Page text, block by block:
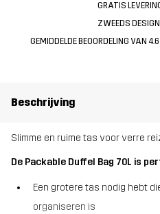
GRATIS
ZWEEDS
GEMIDDELDE BEOORDELING VAN
Beschrijving
Slimme en ruime tas voor verre
De Packable Duffel Bag 70L is
Een grotere tas nodig hebt
organiseren is